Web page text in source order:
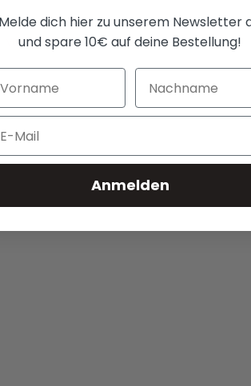
Ideen in die Tat umzusetzen.
verschiedenen Transferfolien und starte
Melde dich hier zu unserem Newsletter
und spare 10€ auf deine Bestellung!
Anmelden